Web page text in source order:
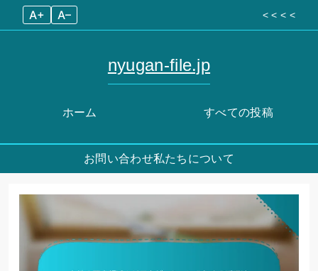
A+ A– < < < <
ホーム
nyugan-file.jp
すべての投稿
お問い合わせ私たちについて
content